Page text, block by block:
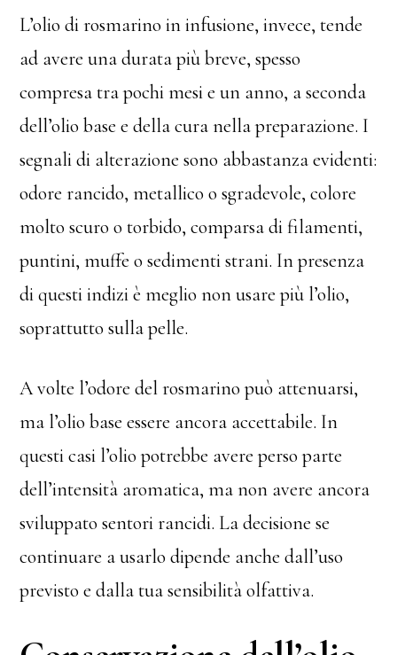
L’olio di rosmarino in infusione, invece, tende
ad avere una durata più breve, spesso
compresa tra pochi mesi e un anno, a seconda
dell’olio base e della cura nella preparazione. I
segnali di alterazione sono abbastanza evidenti:
odore rancido, metallico o sgradevole, colore
molto scuro o torbido, comparsa di filamenti,
puntini, muffe o sedimenti strani. In presenza
di questi indizi è meglio non usare più l’olio,
soprattutto sulla pelle.
A volte l’odore del rosmarino può attenuarsi,
ma l’olio base essere ancora accettabile. In
questi casi l’olio potrebbe avere perso parte
dell’intensità aromatica, ma non avere ancora
sviluppato sentori rancidi. La decisione se
continuare a usarlo dipende anche dall’uso
previsto e dalla tua sensibilità olfattiva.